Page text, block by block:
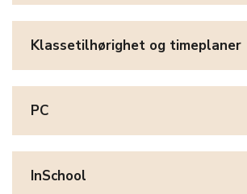
Klassetilhørighet og timeplaner
PC
InSchool